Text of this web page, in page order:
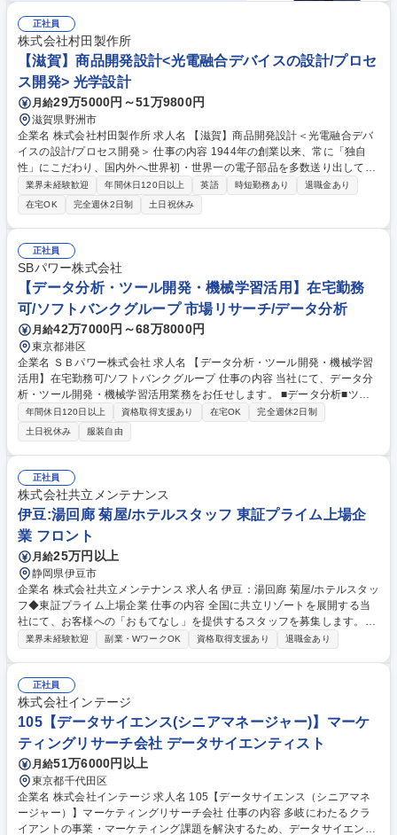
正社員
株式会社村田製作所
【滋賀】商品開発設計<光電融合デバイスの設計/プロセ
ス開発> 光学設計
月給29万5000円～51万9800円
滋賀県野洲市
企業名 株式会社村田製作所 求人名 【滋賀】商品開発設計＜光電融合デバ
イスの設計/プロセス開発＞ 仕事の内容 1944年の創業以来、常に「独自
性」にこだわり、国内外へ世界初・世界一の電子部品を多数送り出してき
た総合電子部品メーカーです。そんな当社にて、将来のデータセンター向
け光技術開発をお任せします。 社会・経済・働き方などに変化をもたらし
ているAIは今後さらに進化すると考えられます。AIの進化にはそれを支え
るデータセンターの進化が重要です。そこで弊社では光の技術に弊社の強
みをミックスした製品を提供することでデータセンターの進化に貢献しま
す。この光技術開発の一翼を担っていただきます。主な担当いただく業務
は以下になります。 ■設計（例えば光変調器、光結合器など）、または光
電融合デバイス開発 ■評価 募集職種 【滋賀】商品開発設計＜光電融合デ
バイスの設計/プロセス開発＞
業界未経験歓迎 年間休日120日以上 英語 時短勤務あり
退職金あり
在宅OK
完全週休2日制 土日祝休み
正社員
SBパワー株式会社
【データ分析・ツール開発・機械学習活用】在宅勤務
可/ソフトバンクグループ 市場リサーチ/データ分析
月給42万7000円～68万8000円
東京都港区
企業名 ＳＢパワー株式会社 求人名 【データ分析・ツール開発・機械学習
活用】在宅勤務可/ソフトバンクグループ 仕事の内容 当社にて、データ分
析・ツール開発・機械学習活用業務をお任せします。 ■データ分析■ツー
ル開発/保守■業務システム要件定義（需給管理システムの内製化/システム
化） 【具体的な業務】 ・機械学習を活用した電力需要/発電予測システム
の改善/分析/改修 ・電力関連業務における分析/改善提案、実行、収益改善
・再生可能エネルギーの発電量予測/分析 募集職種 【データ分析・ツール
開発・機械学習活用】在宅勤務可/ソフトバンクグループ
年間休日120日以上 資格取得支援あり 在宅OK
完全週休2日制
土日祝休み
服装自由
正社員
株式会社共立メンテナンス
伊豆:湯回廊 菊屋/ホテルスタッフ 東証プライム上場企
業 フロント
月給25万円以上
静岡県伊豆市
企業名 株式会社共立メンテナンス 求人名 伊豆：湯回廊 菊屋/ホテルスタッ
フ◆東証プライム上場企業 仕事の内容 全国に共立リゾートを展開する当
社にて、お客様への「おもてなし」を提供するスタッフを募集します。
【フロント】■接客対応（チェックイン、チェックアウト、観光案内）■館
売/総務経理】データ入力・管理、電話対応／ホテルシステムによる予約受
付、売上・入金処理 【施設管理】客室及び共用部、温浴施設の清掃、ホテ
ル内の設備点検などの計画及び実行、その他付帯設備の点検管理、駐車場
内での車両誘導・管理、送迎ドライバーなど 募集職種 伊豆：湯回廊 菊屋/
ホテルスタッフ◆東証プライム上場企業
業界未経験歓迎 副業・WワークOK 資格取得支援あり 退職金あり
正社員
株式会社インテージ
105【データサイエンス(シニアマネージャー)】マーケ
ティングリサーチ会社 データサイエンティスト
月給51万6000円以上
東京都千代田区
企業名 株式会社インテージ 求人名 105【データサイエンス（シニアマネ
ージャー）】マーケティングリサーチ会社 仕事の内容 多岐にわたるクラ
イアントの事業・マーケティング課題を解決するため、データサイエンス